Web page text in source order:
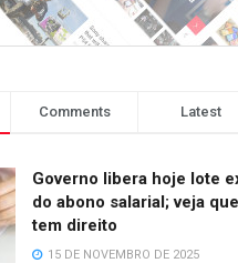
Comments Latest
Governo libera hoje lote
do abono salarial; veja
tem direito
15 DE NOVEMBRO DE 2025